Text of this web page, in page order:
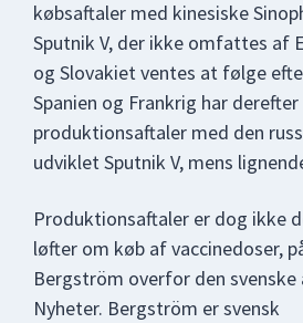
købsaftaler med kinesiske
Sputnik V, der ikke omfattes af
og Slovakiet ventes at følge
Spanien og Frankrig har
produktionsaftaler med den
udviklet Sputnik V, mens
Produktionsaftaler er dog ikke
løfter om køb af vaccinedoser,
Bergström overfor den svenske
Nyheter. Bergström er svensk